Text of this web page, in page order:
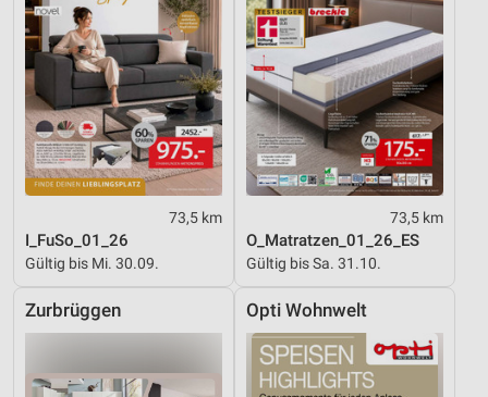
73,5 km
I_FuSo_01_26
Gültig bis Mi. 30.09.
73,5 km
O_Matratzen_01_26_ES
Gültig bis Sa. 31.10.
Zurbrüggen Opti Wohnwelt